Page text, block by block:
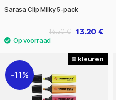
Sarasa Clip Milky 5-pack
13.20 €
16.50 €
8
11%